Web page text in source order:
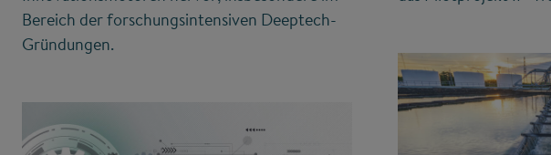
Bereich der forschungsintensiven Deeptech-
Gründungen.